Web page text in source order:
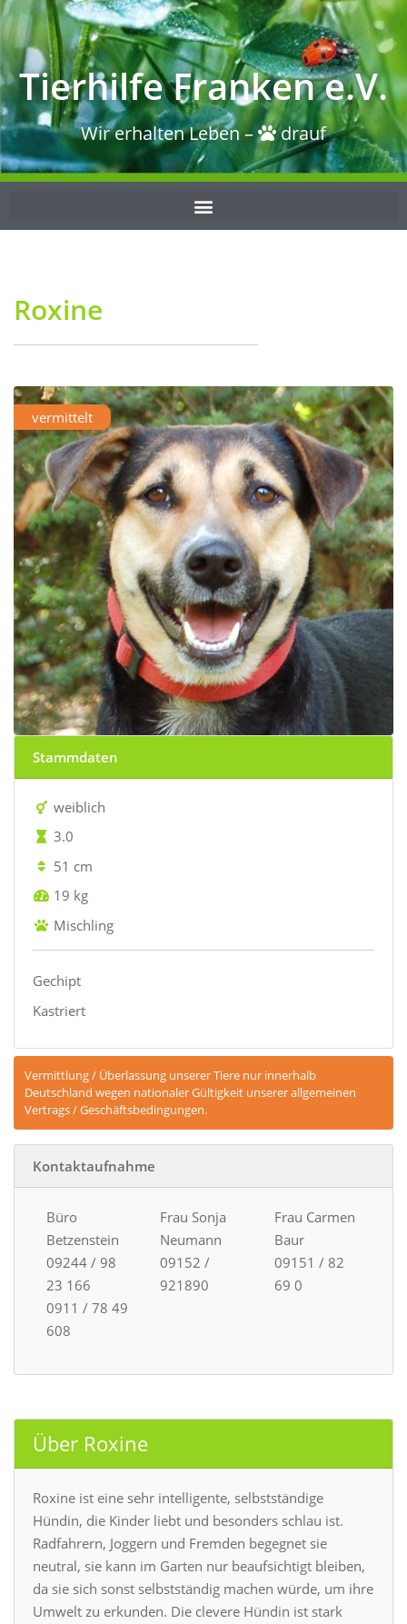
Tierhilfe Franken e.V.
Wir erhalten Leben – drauf
Roxine
vermittelt
Stammdaten
weiblich
3.0
51 cm
19 kg
Mischling
Gechipt
Kastriert
Vermittlung / Überlassung unserer Tiere nur innerhalb
Deutschland wegen nationaler Gültigkeit unserer allgemeinen
Vertrags / Geschäftsbedingungen.
Kontaktaufnahme
Büro
Betzenstein
09244 / 98
23 166
0911 / 78 49
608
Frau Sonja
Neumann
09152 /
921890
Frau Carmen
Baur
09151 / 82
69 0
Über Roxine
Roxine ist eine sehr intelligente, selbstständige
Hündin, die Kinder liebt und besonders schlau ist.
Radfahrern, Joggern und Fremden begegnet sie
neutral, sie kann im Garten nur beaufsichtigt bleiben,
da sie sich sonst selbstständig machen würde, um ihre
Umwelt zu erkunden. Die clevere Hündin ist stark